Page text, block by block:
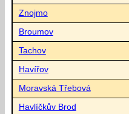
Znojmo
Broumov
Tachov
Havířov
Moravská Třebová
Havlíčkův Brod